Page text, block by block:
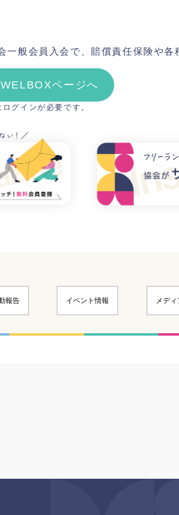
一般会員入会で、賠償責任保険や各
WELBOXページへ
グインが必要です。
報告 イベント情報 メデ